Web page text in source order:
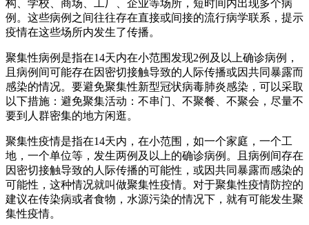
构、学校、商场、工厂、企业等场所，短时间内出现多个病
例。这些病例之间往往存在直接或间接的流行病学联系，提示
疫情在这些场所内发生了传播。
聚集性病例是指在14天内在小范围发现2例及以上确诊病例，
且病例间可能存在因密切接触导致的人际传播或因共同暴露而
感染的情况。要避免聚集性新型冠状病毒肺炎感染，可以采取
以下措施：避免聚集活动：不串门、不聚餐、不聚会，尽量不
要到人群密集的地方闲逛。
聚集性疫情是指在14天内，在小范围，如一个家庭，一个工
地，一个单位等，发生两例及以上的确诊病例。且病例间存在
因密切接触导致的人际传播的可能性，或因共同暴露而感染的
可能性，这种情况就叫做聚集性疫情。对于聚集性疫情防控的
建议在传染病或者食物，水源污染的情况下，就有可能发生聚
集性疫情。